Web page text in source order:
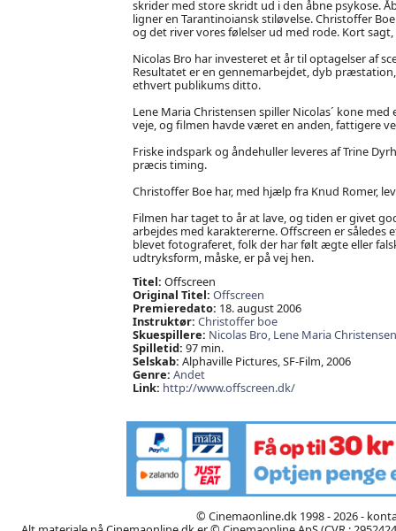
skrider med store skridt ud i den åbne psykose.
ligner en Tarantinoiansk stiløvelse. Christoffer
og det river vores følelser ud med rode. Kort sagt,
Nicolas Bro har investeret et år til optagelser af
Resultatet er en gennemarbejdet, dyb
ethvert publikums ditto.
Lene Maria Christensen spiller Nicolas´ kone
veje, og filmen havde været en anden, fattigere
Friske indspark og åndehuller leveres af Trine
præcis timing.
Christoffer Boe har, med hjælp fra Knud Romer,
Filmen har taget to år at lave, og tiden er givet
arbejdes med karaktererne. Offscreen er
blevet fotograferet, folk der har følt ægte eller
udtryksform, måske, er på vej hen.
Titel: Offscreen
Original Titel: Offscreen
Premieredato: 18. august 2006
Instruktør: Christoffer boe
Skuespillere: Nicolas Bro, Lene Maria
Spilletid: 97 min.
Selskab: Alphaville Pictures, SF-Film, 2006
Genre: Andet
Link: http://www.offscreen.dk/
© Cinemaonline.dk 1998 - 2026 -